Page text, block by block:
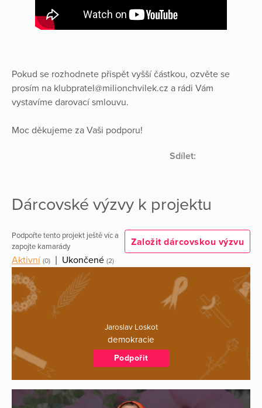
Pokud se rozhodnete přispět vyšší částkou, ozvěte se
prosím na klubpratel@milionchvilek.cz a rádi Vám
vystavíme darovací smlouvu.
Moc děkujeme za Vaši podporu!
Sdílet:
Dárcovské výzvy k projektu
Podpořte tento projekt ještě víc a
zapojte kamarády
Založit dárcovskou výzvu
Aktivní (0) Ukončené (2)
Jaroslav Loskot
demokracie
Podpořit